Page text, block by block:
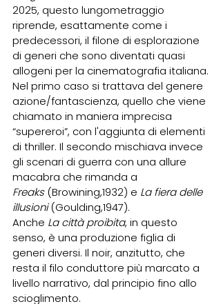
2025, questo lungometraggio
riprende, esattamente come i
predecessori, il filone di esplorazione
di generi che sono diventati quasi
allogeni per la cinematografia italiana.
Nel primo caso si trattava del genere
azione/fantascienza, quello che viene
chiamato in maniera imprecisa
“supereroi”, con l'aggiunta di elementi
di thriller. Il secondo mischiava invece
gli scenari di guerra con una allure
macabra che rimanda a
Freaks (Browining,1932) e La fiera delle
illusioni (Goulding,1947).
Anche La città proibita, in questo
senso, è una produzione figlia di
generi diversi. Il noir, anzitutto, che
resta il filo conduttore più marcato a
livello narrativo, dal principio fino allo
scioglimento.